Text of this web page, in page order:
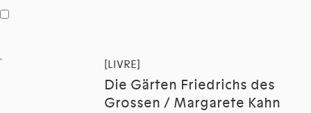
[LIVRE]
Die Gärten Friedrichs des
Grossen / Margarete Kahn